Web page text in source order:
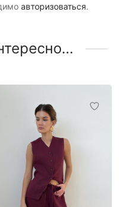
авторизоваться.